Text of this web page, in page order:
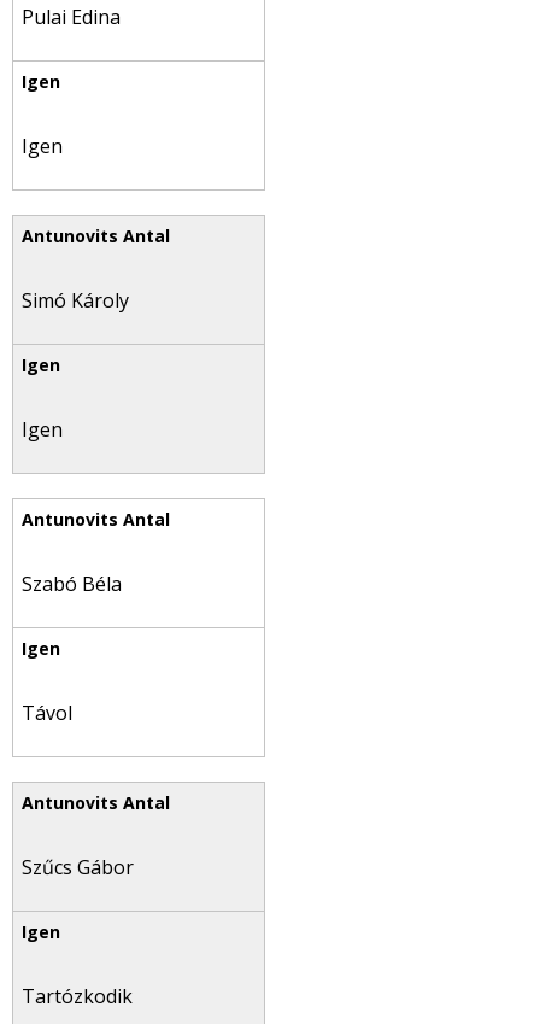
Pulai Edina
Igen
Simó Károly
Igen
Szabó Béla
Távol
Szűcs Gábor
Tartózkodik